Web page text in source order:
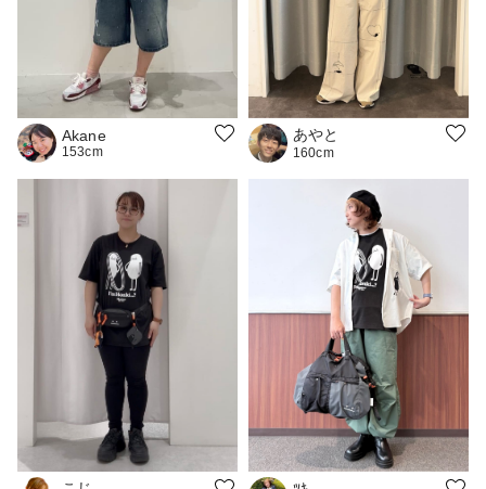
Akane
153cm
あやと
160cm